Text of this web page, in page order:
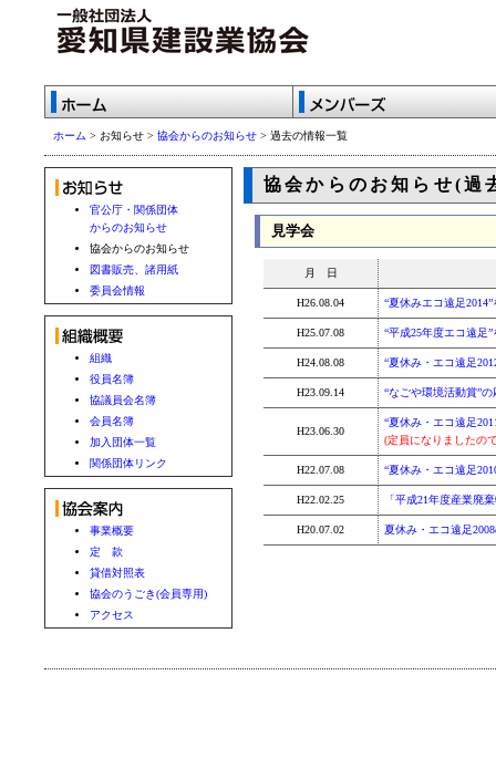
ホーム > お知らせ > 協会からのお知らせ > 過去の情報一覧
官公庁・関係団体
からのお知らせ
協会からのお知らせ
図書販売、諸用紙
委員会情報
組織
役員名簿
協議員会名簿
会員名簿
加入団体一覧
関係団体リンク
事業概要
定 款
貸借対照表
協会のうごき(会員専用)
アクセス
協会からのお知らせ(過
見学会
月 日
H26.08.04 “夏休みエコ遠足
H25.07.08 “平成25年度エコ遠足
H24.08.08 “夏休み・エコ遠足
H23.09.14 “なごや環境活動賞”
H23.06.30
“夏休み・エコ遠足
(定員になりましたの
H22.07.08 “夏休み・エコ遠足
H22.02.25 「平成21年度産業廃
H20.07.02 夏休み・エコ遠足